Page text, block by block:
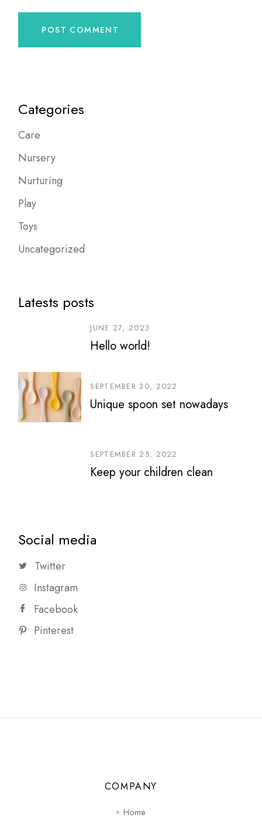
POST COMMENT
Categories
Care
Nursery
Nurturing
Play
Toys
Uncategorized
Latests posts
JUNE 27, 2023
Hello world!
SEPTEMBER 30, 2022
Unique spoon set nowadays
SEPTEMBER 25, 2022
Keep your children clean
Social media
Twitter
Instagram
Facebook
Pinterest
COMPANY
Home